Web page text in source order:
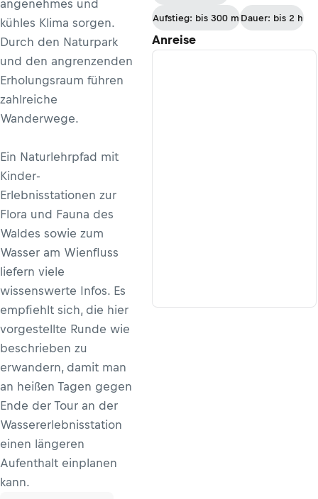
angenehmes und
kühles Klima sorgen.
Durch den Naturpark
und den angrenzenden
Erholungsraum führen
zahlreiche
Wanderwege.
Ein Naturlehrpfad mit
Kinder-
Erlebnisstationen zur
Flora und Fauna des
Waldes sowie zum
Wasser am Wienfluss
liefern viele
wissenswerte Infos. Es
empfiehlt sich, die hier
vorgestellte Runde wie
beschrieben zu
erwandern, damit man
an heißen Tagen gegen
Ende der Tour an der
Wasser­erlebnisstation
einen längeren
Aufenthalt einplanen
kann.
Aufstieg: bis 300 m Dauer: bis 2 h
Anreise